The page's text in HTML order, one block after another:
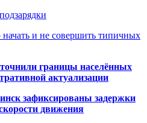
и не совершить типичных
границы населённых
актуализации
зафиксированы задержки
движения